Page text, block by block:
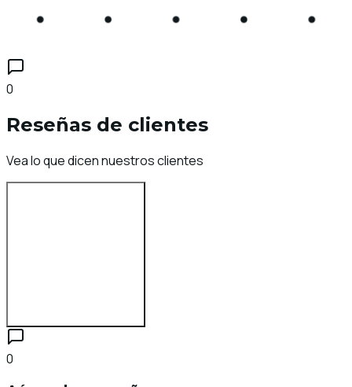
0
Reseñas de clientes
Vea lo que dicen nuestros clientes
0